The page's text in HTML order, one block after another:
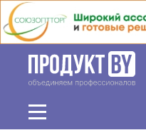
Перейти к основному